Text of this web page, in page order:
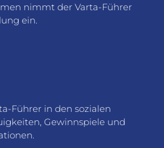
nimmt der Varta-Führer
ein.
Führer in den sozialen
Gewinnspiele und